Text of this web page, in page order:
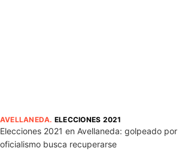
AVELLANEDA. ELECCIONES 2021
Elecciones 2021 en Avellaneda: golpeado
oficialismo busca recuperarse